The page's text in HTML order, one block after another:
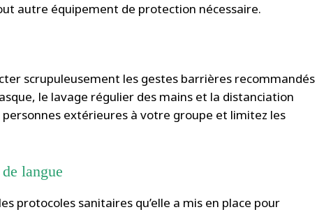
autre équipement de protection nécessaire.
scrupuleusement les gestes barrières recommandés
le lavage régulier des mains et la distanciation
extérieures à votre groupe et limitez les
langue
protocoles sanitaires qu’elle a mis en place pour